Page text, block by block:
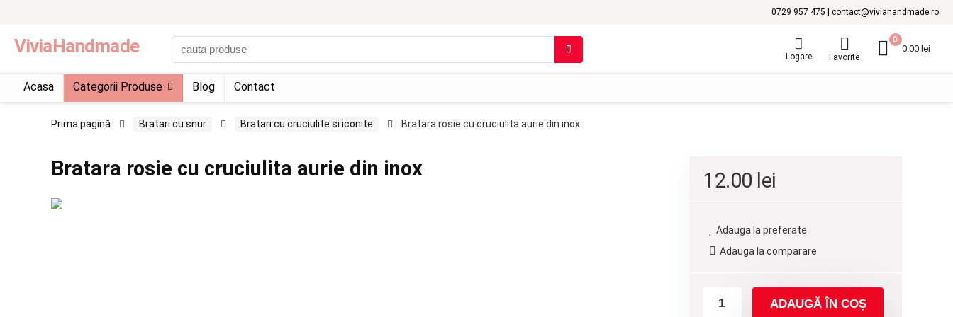
0729 957 475 | contact@viviahandmade.ro
ViviaHandmade
Logare Favorite
0
0.00 lei
Acasa Categorii Produse Blog Contact
Prima pagină Bratari cu snur Bratari cu cruciulite si iconite Bratara rosie cu cruciulita aurie din inox
Bratara rosie cu cruciulita aurie din inox 12.00 lei
Adauga la preferate
Adauga la comparare
ADAUGĂ ÎN COȘ